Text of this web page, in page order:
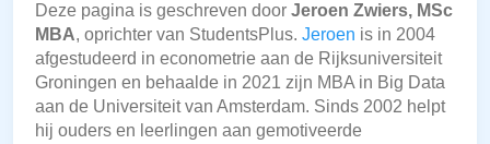
Deze pagina is geschreven door Jeroen Zwiers, MSc
MBA, oprichter van StudentsPlus. Jeroen is in 2004
afgestudeerd in econometrie aan de Rijksuniversiteit
Groningen en behaalde in 2021 zijn MBA in Big Data
aan de Universiteit van Amsterdam. Sinds 2002 helpt
hij ouders en leerlingen aan gemotiveerde